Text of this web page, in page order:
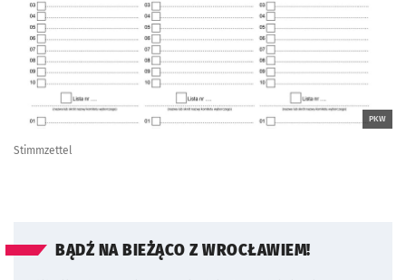
PKW
Stimmzettel
BĄDŹ NA BIEŻĄCO Z WROCŁAWIEM!